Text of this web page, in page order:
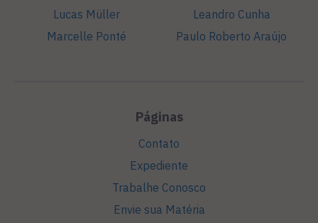
Lucas Müller
Marcelle Ponté
Leandro Cunha
Paulo Roberto Araújo
Páginas
Contato
Expediente
Trabalhe Conosco
Envie sua Matéria